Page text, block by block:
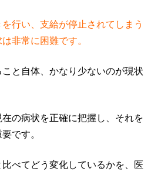
行い、支給が停止されてしまう
非常に困難です。
と自体、かなり少ないのが現状
の病状を正確に把握し、それを
です。
べてどう変化しているかを、医